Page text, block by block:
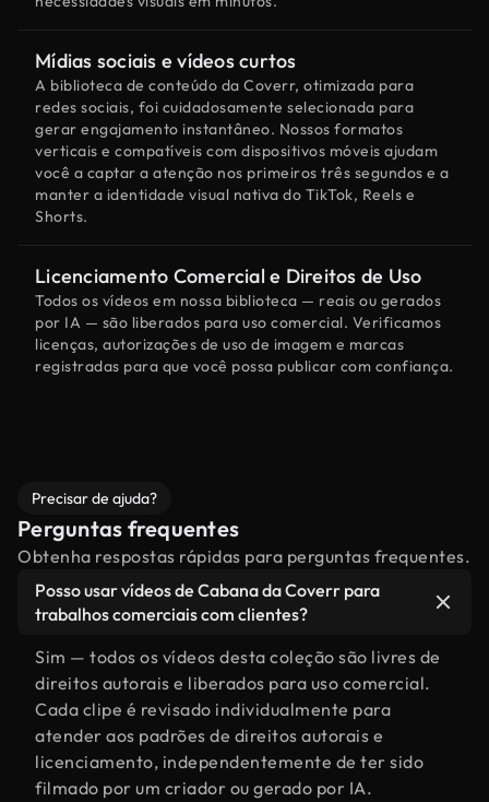
Mídias sociais e vídeos curtos
A biblioteca de conteúdo da Coverr, otimizada para
redes sociais, foi cuidadosamente selecionada para
gerar engajamento instantâneo. Nossos formatos
verticais e compatíveis com dispositivos móveis ajudam
você a captar a atenção nos primeiros três segundos e a
manter a identidade visual nativa do TikTok, Reels e
Shorts.
Licenciamento Comercial e Direitos de Uso
Todos os vídeos em nossa biblioteca — reais ou gerados
por IA — são liberados para uso comercial. Verificamos
licenças, autorizações de uso de imagem e marcas
registradas para que você possa publicar com confiança.
Precisar de ajuda?
Perguntas frequentes
Obtenha respostas rápidas para perguntas frequentes.
Posso usar vídeos de Cabana da Coverr para
trabalhos comerciais com clientes?
Sim — todos os vídeos desta coleção são livres de
direitos autorais e liberados para uso comercial.
Cada clipe é revisado individualmente para
atender aos padrões de direitos autorais e
licenciamento, independentemente de ter sido
filmado por um criador ou gerado por IA.